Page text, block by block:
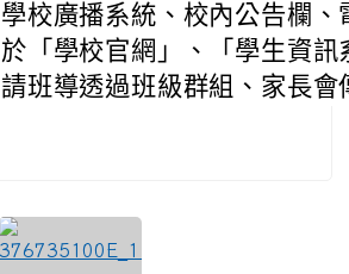
學校廣播系統、校內公告欄
於「學校官網」、「學生資訊
請班導透過班級群組、家長